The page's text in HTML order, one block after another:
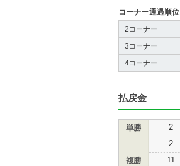
コーナー通過順位
2コーナー
3コーナー
4コーナー
払戻金
単勝 2
複勝
2
11